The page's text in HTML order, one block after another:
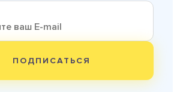
ПОДПИСАТЬСЯ